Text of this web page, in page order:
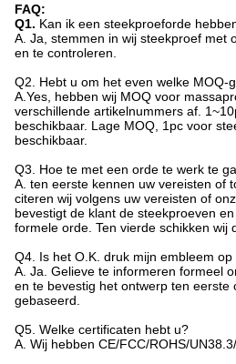
FAQ:
Q1. Kan ik een steekproeforde
A. Ja, stemmen in wij steekproef met
en te controleren.
Q2. Hebt u om het even welke MOQ-
A.Yes, hebben wij MOQ voor
verschillende artikelnummers af.
beschikbaar. Lage MOQ, 1pc voor
beschikbaar.
Q3. Hoe te met een orde te werk te
A. ten eerste kennen uw vereisten of
citeren wij volgens uw vereisten of
bevestigt de klant de steekproeven
formele orde. Ten vierde schikken wij
Q4. Is het O.K. druk mijn embleem
A. Ja. Gelieve te informeren formeel
en te bevestig het ontwerp ten eerste
gebaseerd.
Q5. Welke certificaten hebt u?
A. Wij hebben CE/FCC/ROHS/